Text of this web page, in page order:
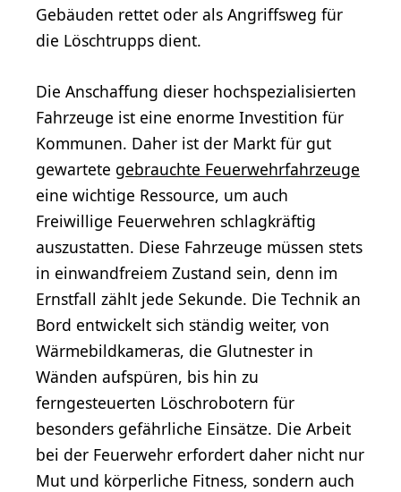
Gebäuden rettet oder als Angriffsweg für
die Löschtrupps dient.
Die Anschaffung dieser hochspezialisierten
Fahrzeuge ist eine enorme Investition für
Kommunen. Daher ist der Markt für gut
gewartete gebrauchte Feuerwehrfahrzeuge
eine wichtige Ressource, um auch
Freiwillige Feuerwehren schlagkräftig
auszustatten. Diese Fahrzeuge müssen stets
in einwandfreiem Zustand sein, denn im
Ernstfall zählt jede Sekunde. Die Technik an
Bord entwickelt sich ständig weiter, von
Wärmebildkameras, die Glutnester in
Wänden aufspüren, bis hin zu
ferngesteuerten Löschrobotern für
besonders gefährliche Einsätze. Die Arbeit
bei der Feuerwehr erfordert daher nicht nur
Mut und körperliche Fitness, sondern auch